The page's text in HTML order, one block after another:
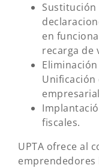
en
recarga de
Unificación
fiscales.
UPTA ofrece al
emprendedores